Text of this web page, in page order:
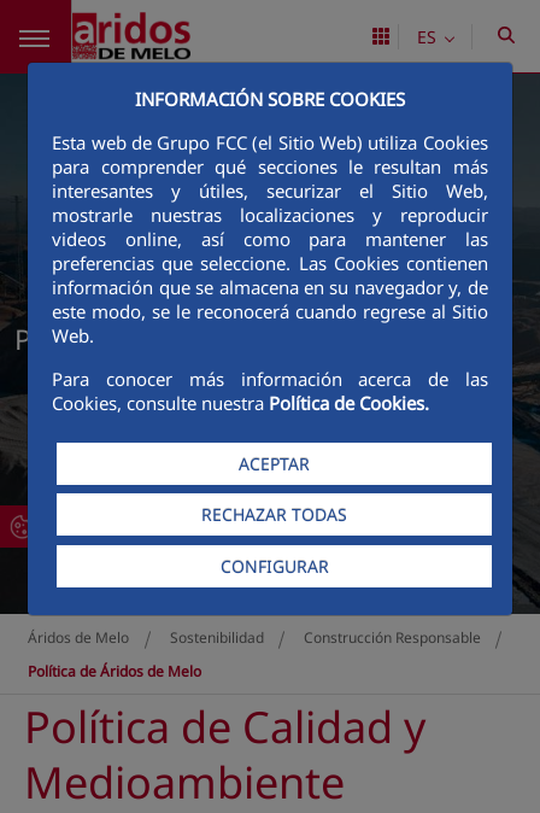
Saltar al contenido principal
INFORMACIÓN SOBRE COOKIES
Esta web de Grupo FCC (el Sitio Web) utiliza Cookies
para comprender qué secciones le resultan más
interesantes y útiles, securizar el Sitio Web,
mostrarle nuestras localizaciones y reproducir
videos online, así como para mantener las
preferencias que seleccione. Las Cookies contienen
información que se almacena en su navegador y, de
este modo, se le reconocerá cuando regrese al Sitio
Web.
Para conocer más información acerca de las
Cookies, consulte nuestra Política de Cookies.
ACEPTAR
RECHAZAR TODAS
CONFIGURAR
ES
Política de Áridos de Melo
Áridos de Melo Sostenibilidad Construcción Responsable
Política de Áridos de Melo
Política de Calidad y
Medioambiente